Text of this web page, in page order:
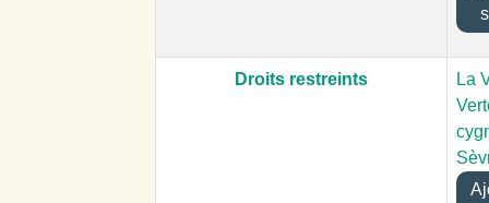
Droits restreints
La